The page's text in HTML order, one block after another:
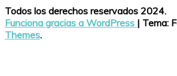
Todos los derechos reservados 2024.
Funciona gracias a WordPress | Tema:
Themes.